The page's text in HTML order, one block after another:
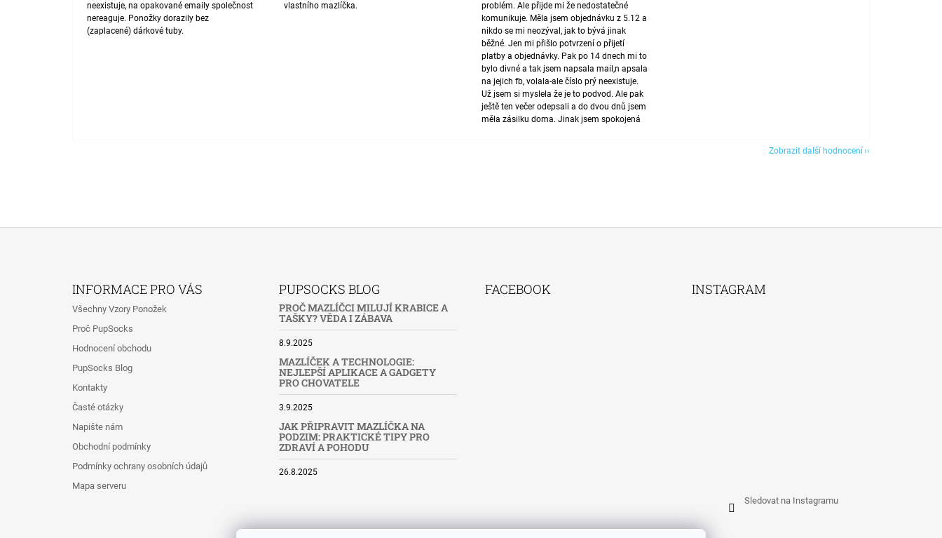
neexistuje, na opakované emaily společnost
nereaguje. Ponožky dorazily bez
(zaplacené) dárkové tuby.
vlastního mazlíčka.
problém. Ale přijde mi že nedostatečné
komunikuje. Měla jsem objednávku z 5.12 a
nikdo se mi neozýval, jak to bývá jinak
běžné. Jen mi přišlo potvrzení o přijetí
platby a objednávky. Pak po 14 dnech mi to
bylo divné a tak jsem napsala mail,n apsala
na jejich fb, volala-ale číslo prý neexistuje.
Už jsem si myslela že je to podvod. Ale pak
ještě ten večer odepsali a do dvou dnů jsem
měla zásilku doma. Jinak jsem spokojená
Zobrazit další hodnocení
INFORMACE PRO VÁS
Všechny Vzory Ponožek
Proč PupSocks
Hodnocení obchodu
PupSocks Blog
Kontakty
Časté otázky
Napište nám
Obchodní podmínky
Podmínky ochrany osobních údajů
Mapa serveru
PUPSOCKS BLOG
PROČ MAZLÍČCI MILUJÍ KRABICE A
TAŠKY? VĚDA I ZÁBAVA
8.9.2025
MAZLÍČEK A TECHNOLOGIE:
NEJLEPŠÍ APLIKACE A GADGETY
PRO CHOVATELE
3.9.2025
JAK PŘIPRAVIT MAZLÍČKA NA
PODZIM: PRAKTICKÉ TIPY PRO
ZDRAVÍ A POHODU
26.8.2025
FACEBOOK INSTAGRAM
Sledovat na Instagramu